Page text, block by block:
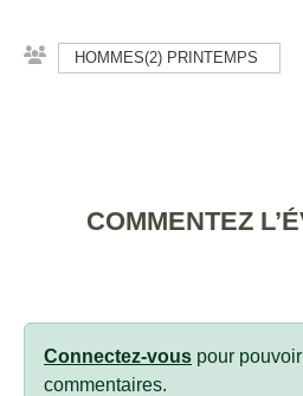
HOMMES(2) PRINTEMPS
COMMENTEZ
Connectez-vous pour
commentaires.